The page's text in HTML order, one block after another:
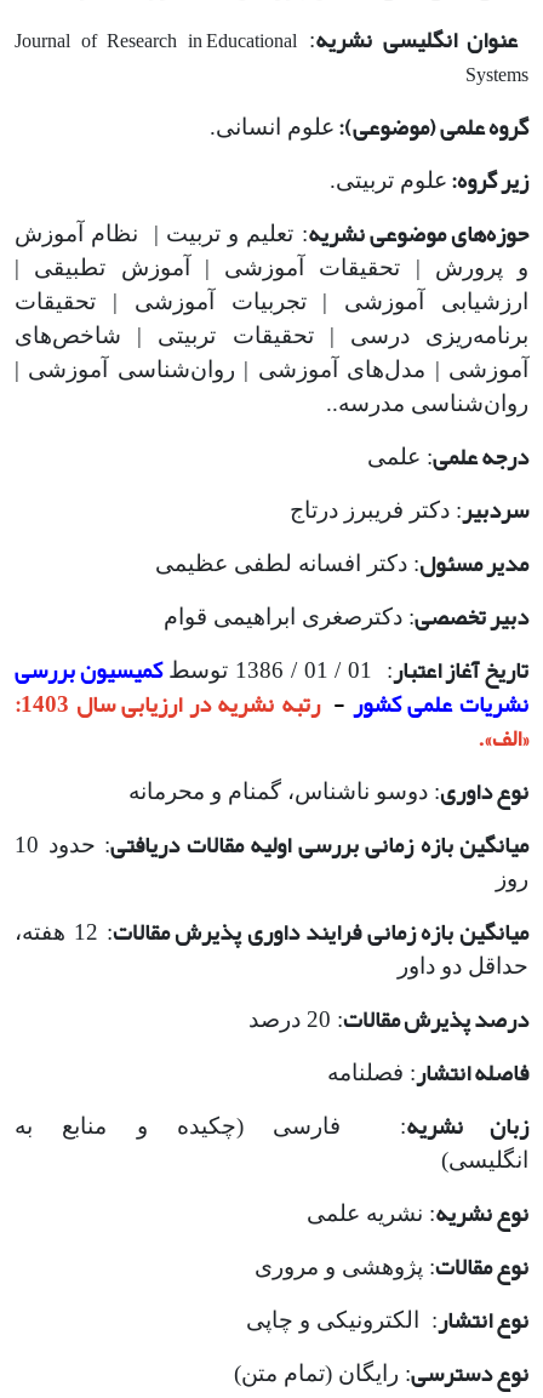
عنوان انگلیسی نشریه:
Journal of Research in Educational
Systems
گروه علمی (موضوعی): علوم انسانی.
زیر گروه: علوم تربیتی.
حوزه‌های موضوعی نشریه: تعلیم و تربیت | نظام آموزش
و پرورش | تحقیقات آموزشی | آموزش تطبیقی |
ارزشیابی آموزشی | تجربیات آموزشی | تحقیقات
برنامه‌ریزی درسی | تحقیقات تربیتی | شاخص‌های
آموزشی | مدل‌های آموزشی | روان‌شناسی آموزشی |
روان‌شناسی مدرسه..
درجه علمی: علمی
سردبیر: دکتر فریبرز درتاج
مدیر مسئول: دکتر افسانه لطفی عظیمی
دبیر تخصصی: دکترصغری ابراهیمی قوام
تاریخ آغاز اعتبار: 01 / 01 / 1386 توسط کمیسیون بررسی
نشریات علمی کشور- رتبه نشریه در ارزیابی سال 1403:
«الف».
نوع داوری: دوسو ناشناس، گمنام و محرمانه
میانگین بازه زمانی بررسی اولیه مقالات دریافتی
: حدود 10
روز
میانگین بازه زمانی فرایند داوری پذیرش مقالات
: 12 هفته،
حداقل دو داور
درصد پذیرش مقالات: 20 درصد
فاصله انتشار: فصلنامه
زبان نشریه: فارسی (چکیده و منابع به
انگلیسی)
نوع نشریه: نشریه علمی
نوع مقالات: پژوهشی و مروری
نوع انتشار: الکترونیکی و چاپی
نوع دسترسی: رایگان (تمام متن)